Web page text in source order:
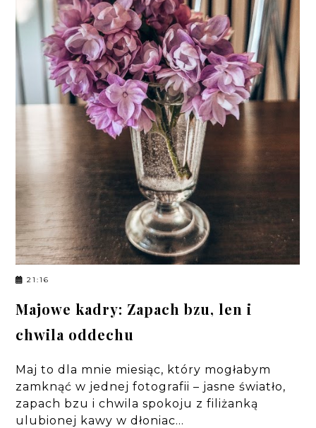
21:16
Majowe kadry: Zapach bzu, len i
chwila oddechu
Maj to dla mnie miesiąc, który mogłabym
zamknąć w jednej fotografii – jasne światło,
zapach bzu i chwila spokoju z filiżanką
ulubionej kawy w dłoniac…